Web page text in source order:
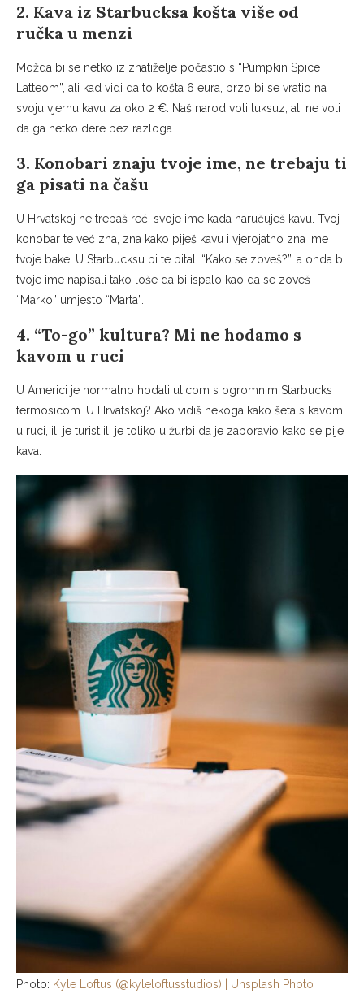
2. Kava iz Starbucksa košta više od
ručka u menzi
Možda bi se netko iz znatiželje počastio s “Pumpkin Spice
Latteom”, ali kad vidi da to košta 6 eura, brzo bi se vratio na
svoju vjernu kavu za oko 2 €. Naš narod voli luksuz, ali ne voli
da ga netko dere bez razloga.
3. Konobari znaju tvoje ime, ne trebaju ti
ga pisati na čašu
U Hrvatskoj ne trebaš reći svoje ime kada naručuješ kavu. Tvoj
konobar te već zna, zna kako piješ kavu i vjerojatno zna ime
tvoje bake. U Starbucksu bi te pitali “Kako se zoveš?”, a onda bi
tvoje ime napisali tako loše da bi ispalo kao da se zoveš
“Marko” umjesto “Marta”.
4. “To-go” kultura? Mi ne hodamo s
kavom u ruci
U Americi je normalno hodati ulicom s ogromnim Starbucks
termosicom. U Hrvatskoj? Ako vidiš nekoga kako šeta s kavom
u ruci, ili je turist ili je toliko u žurbi da je zaboravio kako se pije
kava.
Photo: Kyle Loftus (@kyleloftusstudios) | Unsplash Photo